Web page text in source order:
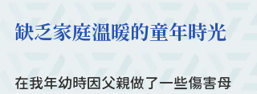
缺乏家庭溫暖的童年時光
在我年幼時因父親做了一些傷害母